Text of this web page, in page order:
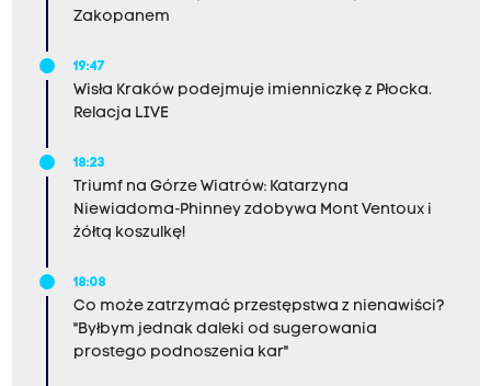
Zakopanem
19:47
Wisła Kraków podejmuje imienniczkę z Płocka.
Relacja LIVE
18:23
Triumf na Górze Wiatrów: Katarzyna
Niewiadoma-Phinney zdobywa Mont Ventoux i
żółtą koszulkę!
18:08
Co może zatrzymać przestępstwa z nienawiści?
"Byłbym jednak daleki od sugerowania
prostego podnoszenia kar"